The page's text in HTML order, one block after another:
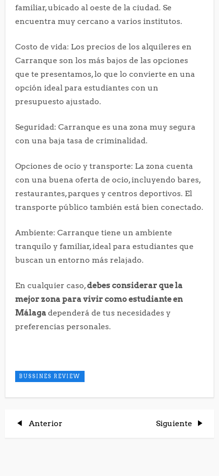
familiar, ubicado al oeste de la ciudad. Se
encuentra muy cercano a varios institutos.
Costo de vida: Los precios de los alquileres en
Carranque son los más bajos de las opciones
que te presentamos, lo que lo convierte en una
opción ideal para estudiantes con un
presupuesto ajustado.
Seguridad: Carranque es una zona muy segura
con una baja tasa de criminalidad.
Opciones de ocio y transporte: La zona cuenta
con una buena oferta de ocio, incluyendo bares,
restaurantes, parques y centros deportivos. El
transporte público también está bien conectado.
Ambiente: Carranque tiene un ambiente
tranquilo y familiar, ideal para estudiantes que
buscan un entorno más relajado.
En cualquier caso,debes considerar que la
mejor zona para vivir como estudiante en
Málaga dependerá de tus necesidades y
preferencias personales.
BUSSINES REVIEW
NEntrada
Anterior
Entrada
Siguiente